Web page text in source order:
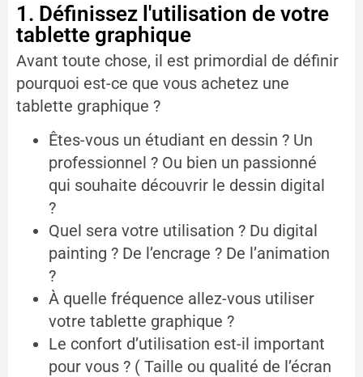
1. Définissez l'utilisation de votre
tablette graphique
Avant toute chose, il est primordial de définir
pourquoi est-ce que vous achetez une
tablette graphique ?
Êtes-vous un étudiant en dessin ? Un
professionnel ? Ou bien un passionné
qui souhaite découvrir le dessin digital
?
Quel sera votre utilisation ? Du digital
painting ? De l’encrage ? De l’animation
?
À quelle fréquence allez-vous utiliser
votre tablette graphique ?
Le confort d’utilisation est-il important
pour vous ? ( Taille ou qualité de l’écran